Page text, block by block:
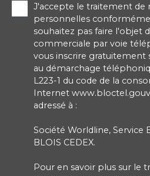
J'accepte le traitement de
personnelles
souhaitez pas faire l'objet
commerciale par voie
vous inscrire gratuitement
au démarchage
L223-1 du code de la
Internet
adressé à :
Société Worldline, Service
BLOIS CEDEX.
Pour en savoir plus sur le